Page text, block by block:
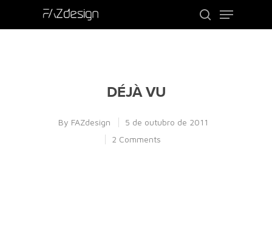
DÉJÀ VU
By FAZdesign
5 de outubro de 2011
2 Comments